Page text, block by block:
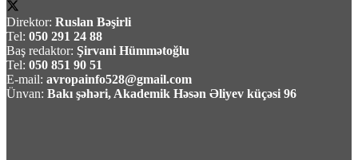
Direktor: Ruslan Bəşirli
Tel: 050 291 24 88
Baş redaktor: Şirvani Hümmətoğlu
Tel: 050 851 90 51
E-mail: avropainfo528@gmail.com
Ünvan: Bakı şəhəri, Akademik Həsən Əliyev küçəsi 96